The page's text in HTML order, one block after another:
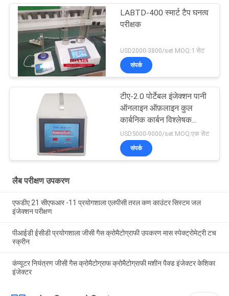
LABTD-400 स्मार्ट टैप घनत्व
परीक्षक
USD2000-3800/set MOQ:1 सेट
संपर्क
टीए-2.0 पोर्टेबल इंजेक्शन पानी
ऑनलाइन ऑफ़लाइन कुल
कार्बनिक कार्बन विश्लेषक
टीओसी परीक्षक
USD5000-9000/set MOQ:एक सेट
संपर्क
लैब परीक्षण उपकरण
एफडीए 21 सीएफआर -11 प्रयोगशाला एलपीसी तरल कण काउंटर सिस्टम जल
इंजेक्शन परीक्षण
पीआईडी ​​ईसीडी प्रयोगशाला जीसी गैस क्रोमैटोग्राफी उपकरण मास स्पेक्ट्रोमेट्री टच
स्क्रीन
कंप्यूटर नियंत्रण जीसी गैस क्रोमैटोग्राफ क्रोमैटोग्राफी मशीन पैक्ड इंजेक्टर केशिका
इंजेक्टर